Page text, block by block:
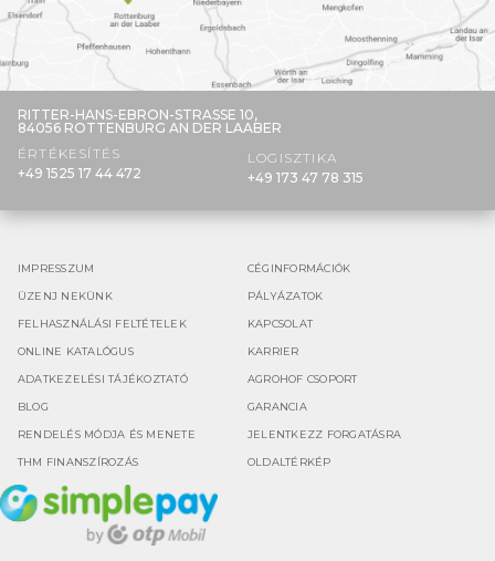
RITTER-HANS-EBRON-STRASSE 10,
84056 ROTTENBURG AN DER LAABER
ÉRTÉKESÍTÉS
+49 1525 17 44 472
LOGISZTIKA
+49 173 47 78 315
IMPRESSZUM CÉGINFORMÁCIÓK
ÜZENJ NEKÜNK PÁLYÁZATOK
FELHASZNÁLÁSI FELTÉTELEK KAPCSOLAT
ONLINE KATALÓGUS KARRIER
ADATKEZELÉSI TÁJÉKOZTATÓ AGROHOF CSOPORT
BLOG GARANCIA
RENDELÉS MÓDJA ÉS MENETE JELENTKEZZ FORGATÁSRA
THM FINANSZÍROZÁS OLDALTÉRKÉP